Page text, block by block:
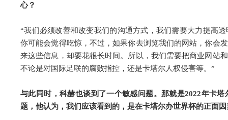
心？
“我们必须改善和改变我们的沟通方式，我们需要大力提高
你可能会觉得吃惊，不过，如果你去浏览我们的网站，你会
来这些信息，却要花很长时间。所以，我们需要把商业网站
不论是对国际足联的腐败指控，还是卡塔尔人权侵害等。”
与此同时，科赫也谈到了一个敏感问题。那就是2022年卡
题，他认为，我们应该看到的，是在卡塔尔办世界杯的正面因